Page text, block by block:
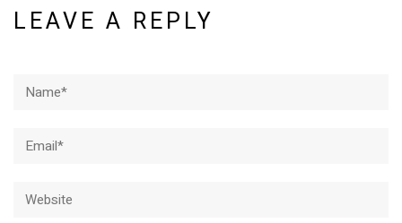
LEAVE A REPLY